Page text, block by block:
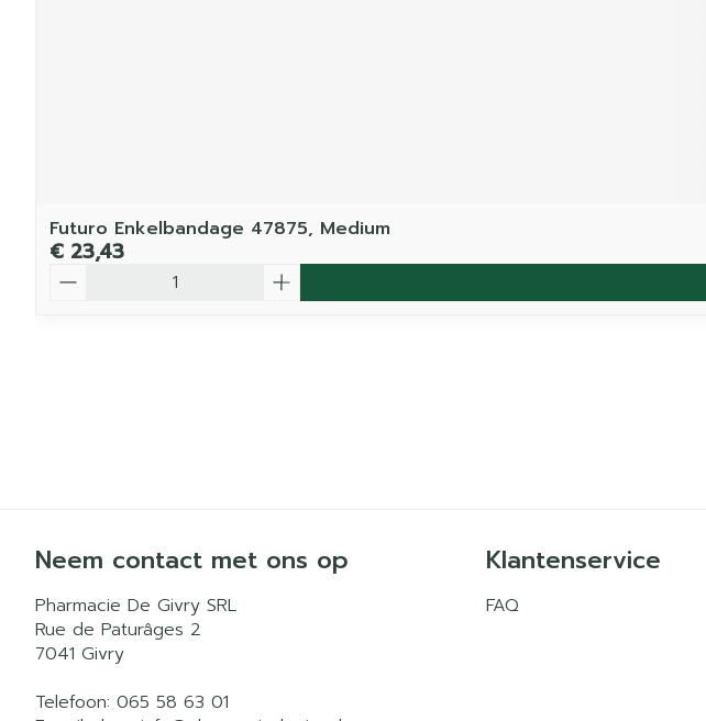
Futuro Enkelbandage 47875, Medium
€ 23,43
Neem contact met ons op
Pharmacie De Givry SRL
Rue de Paturâges 2
7041 Givry
Telefoon: 065 58 63 01
Klantenservice
FAQ